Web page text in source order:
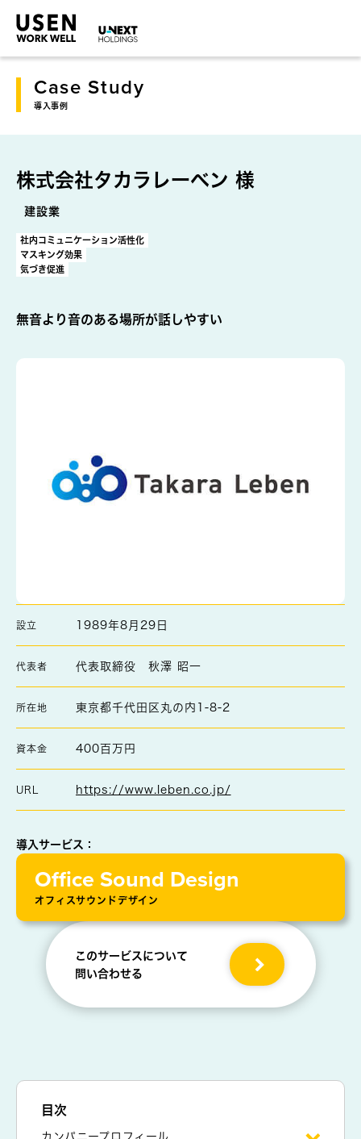
Case Study
導入事例
株式会社タカラレーベン 様
建設業
社内コミュニケーション活性化
マスキング効果
気づき促進
無音より音のある場所が話しやすい
設立 1989年8月29日
代表者 代表取締役 秋澤 昭一
所在地 東京都千代田区丸の内1-8-2
資本金 400百万円
URL https://www.leben.co.jp/
導入サービス：
Office Sound Design
オフィスサウンドデザイン
このサービスについて
問い合わせる
目次
カンパニープロフィール